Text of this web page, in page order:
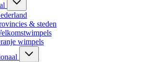
& steden
wimpels